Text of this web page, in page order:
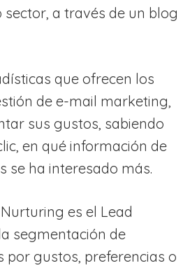
a través de un blog
que ofrecen los
de e-mail marketing,
sus gustos, sabiendo
en qué información de
se ha interesado más.
es el Lead
segmentación de
por gustos, preferencias o